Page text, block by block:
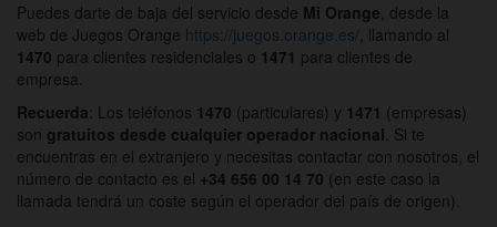
Puedes darte de baja del servicio desde Mi Orange, desde la
web de Juegos Orange https://juegos.orange.es/ , llamando al
1470 para clientes residenciales o 1471 para clientes de
empresa.
Recuerda: Los teléfonos 1470 (particulares) y 1471 (empresas)
son gratuitos desde cualquier operador nacional. Si te
encuentras en el extranjero y necesitas contactar con nosotros, el
número de contacto es el +34 656 00 14 70 (en este caso la
llamada tendrá un coste según el operador del país de origen).